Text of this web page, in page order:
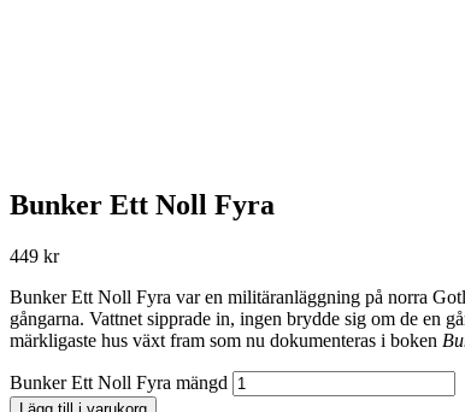
Bunker Ett Noll Fyra
449 kr
Bunker Ett Noll Fyra var en militäranläggning på norra
gångarna. Vattnet sipprade in, ingen brydde sig om de en
märkligaste hus växt fram som nu dokumenteras i boken
Bunker Ett Noll Fyra mängd